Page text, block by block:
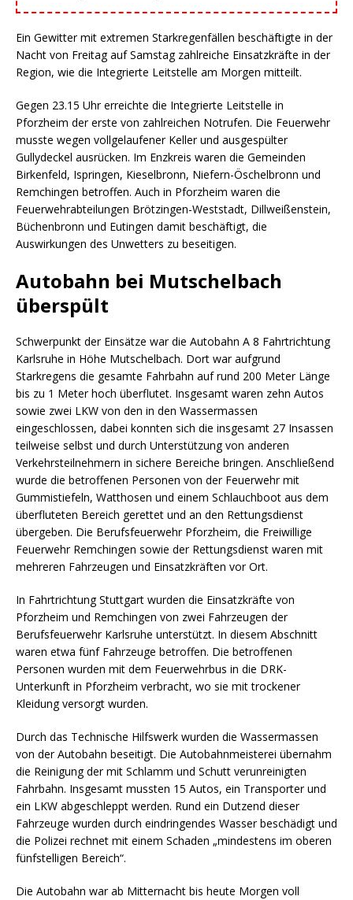
Ein Gewitter mit extremen Starkregenfällen beschäftigte in der
Nacht von Freitag auf Samstag zahlreiche Einsatzkräfte in der
Region, wie die Integrierte Leitstelle am Morgen mitteilt.
Gegen 23.15 Uhr erreichte die Integrierte Leitstelle in
Pforzheim der erste von zahlreichen Notrufen. Die Feuerwehr
musste wegen vollgelaufener Keller und ausgespülter
Gullydeckel ausrücken. Im Enzkreis waren die Gemeinden
Birkenfeld, Ispringen, Kieselbronn, Niefern-Öschelbronn und
Remchingen betroffen. Auch in Pforzheim waren die
Feuerwehrabteilungen Brötzingen-Weststadt, Dillweißenstein,
Büchenbronn und Eutingen damit beschäftigt, die
Auswirkungen des Unwetters zu beseitigen.
Autobahn bei Mutschelbach
überspült
Schwerpunkt der Einsätze war die Autobahn A 8 Fahrtrichtung
Karlsruhe in Höhe Mutschelbach. Dort war aufgrund
Starkregens die gesamte Fahrbahn auf rund 200 Meter Länge
bis zu 1 Meter hoch überflutet. Insgesamt waren zehn Autos
sowie zwei LKW von den in den Wassermassen
eingeschlossen, dabei konnten sich die insgesamt 27 Insassen
teilweise selbst und durch Unterstützung von anderen
Verkehrsteilnehmern in sichere Bereiche bringen. Anschließend
wurde die betroffenen Personen von der Feuerwehr mit
Gummistiefeln, Watthosen und einem Schlauchboot aus dem
überfluteten Bereich gerettet und an den Rettungsdienst
übergeben. Die Berufsfeuerwehr Pforzheim, die Freiwillige
Feuerwehr Remchingen sowie der Rettungsdienst waren mit
mehreren Fahrzeugen und Einsatzkräften vor Ort.
In Fahrtrichtung Stuttgart wurden die Einsatzkräfte von
Pforzheim und Remchingen von zwei Fahrzeugen der
Berufsfeuerwehr Karlsruhe unterstützt. In diesem Abschnitt
waren etwa fünf Fahrzeuge betroffen. Die betroffenen
Personen wurden mit dem Feuerwehrbus in die DRK-
Unterkunft in Pforzheim verbracht, wo sie mit trockener
Kleidung versorgt wurden.
Durch das Technische Hilfswerk wurden die Wassermassen
von der Autobahn beseitigt. Die Autobahnmeisterei übernahm
die Reinigung der mit Schlamm und Schutt verunreinigten
Fahrbahn. Insgesamt mussten 15 Autos, ein Transporter und
ein LKW abgeschleppt werden. Rund ein Dutzend dieser
Fahrzeuge wurden durch eindringendes Wasser beschädigt und
die Polizei rechnet mit einem Schaden „mindestens im oberen
fünfstelligen Bereich“.
Die Autobahn war ab Mitternacht bis heute Morgen voll